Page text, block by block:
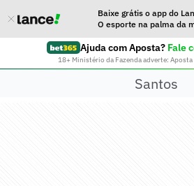
Baixe grátis o app do
O esporte na palma da
Ajuda com Aposta? Fale
18+ Ministério da Fazenda adverte:
Santos